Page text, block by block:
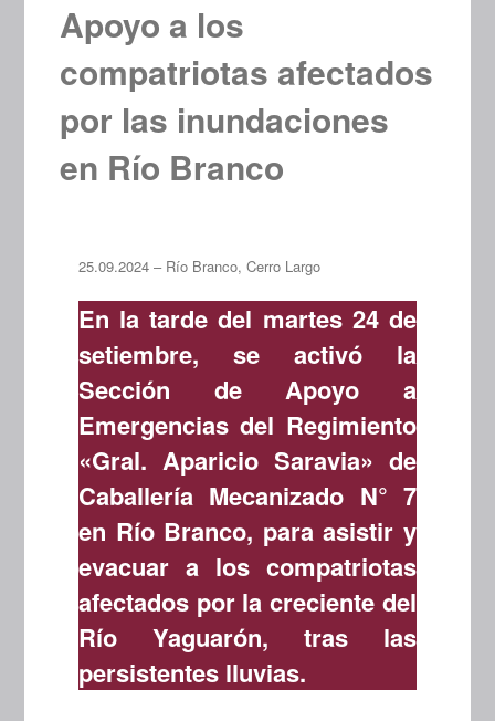
Apoyo a los
compatriotas afectados
por las inundaciones
en Río Branco
25.09.2024 – Río Branco, Cerro Largo
En la tarde del martes 24 de
setiembre, se activó la
Sección de Apoyo a
Emergencias del Regimiento
«Gral. Aparicio Saravia» de
Caballería Mecanizado N° 7
en Río Branco, para asistir y
evacuar a los compatriotas
afectados por la creciente del
Río Yaguarón, tras las
persistentes lluvias.